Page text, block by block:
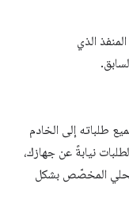
الذي
طلباته إلى الخادم
نيابةً عن جهازك،
المخصّص بشكل